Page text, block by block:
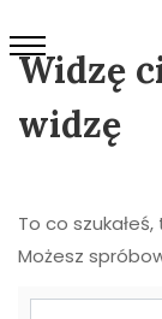
Widzę
widzę
To co
Możesz